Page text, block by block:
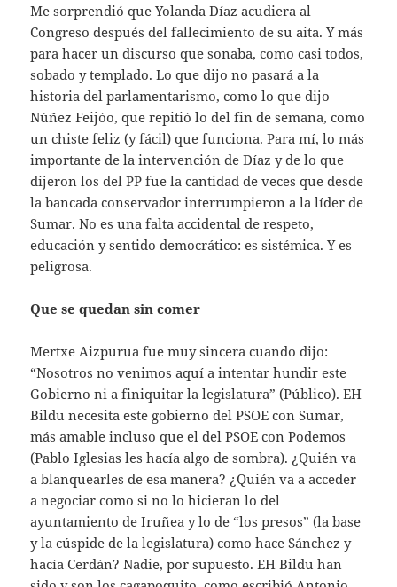
Me sorprendió que Yolanda Díaz acudiera al
Congreso después del fallecimiento de su aita. Y más
para hacer un discurso que sonaba, como casi todos,
sobado y templado. Lo que dijo no pasará a la
historia del parlamentarismo, como lo que dijo
Núñez Feijóo, que repitió lo del fin de semana, como
un chiste feliz (y fácil) que funciona. Para mí, lo más
importante de la intervención de Díaz y de lo que
dijeron los del PP fue la cantidad de veces que desde
la bancada conservador interrumpieron a la líder de
Sumar. No es una falta accidental de respeto,
educación y sentido democrático: es sistémica. Y es
peligrosa.
Que se quedan sin comer
Mertxe Aizpurua fue muy sincera cuando dijo:
“Nosotros no venimos aquí a intentar hundir este
Gobierno ni a finiquitar la legislatura” (Público). EH
Bildu necesita este gobierno del PSOE con Sumar,
más amable incluso que el del PSOE con Podemos
(Pablo Iglesias les hacía algo de sombra). ¿Quién va
a blanquearles de esa manera? ¿Quién va a acceder
a negociar como si no lo hicieran lo del
ayuntamiento de Iruñea y lo de “los presos” (la base
y la cúspide de la legislatura) como hace Sánchez y
hacía Cerdán? Nadie, por supuesto. EH Bildu han